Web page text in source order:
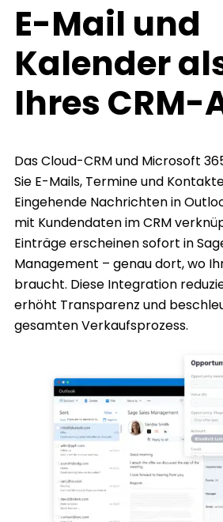
E-Mail und
Kalender
Ihres
Das Cloud-CRM und Microsoft
Sie E-Mails, Termine und
Eingehende Nachrichten in
mit Kundendaten im CRM
Einträge erscheinen sofort in
Management – genau dort, wo
braucht. Diese Integration
erhöht Transparenz und
gesamten Verkaufsprozess.